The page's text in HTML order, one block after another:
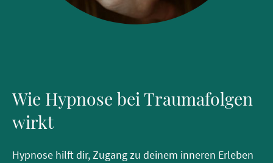
Wie Hypnose bei Traumafolgen
wirkt
Hypnose hilft dir, Zugang zu deinem inneren Erleben